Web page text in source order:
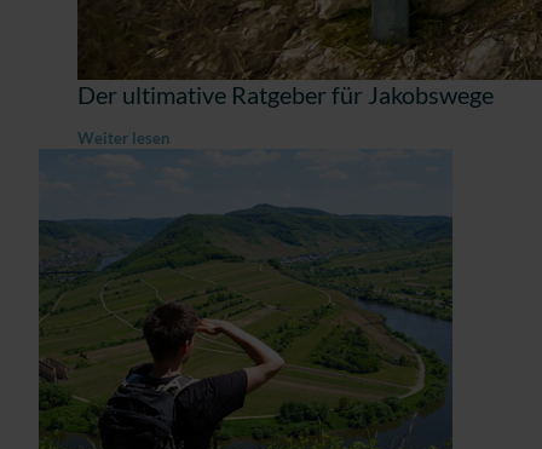
Der ultimative Ratgeber für Jakobswege
Weiter lesen